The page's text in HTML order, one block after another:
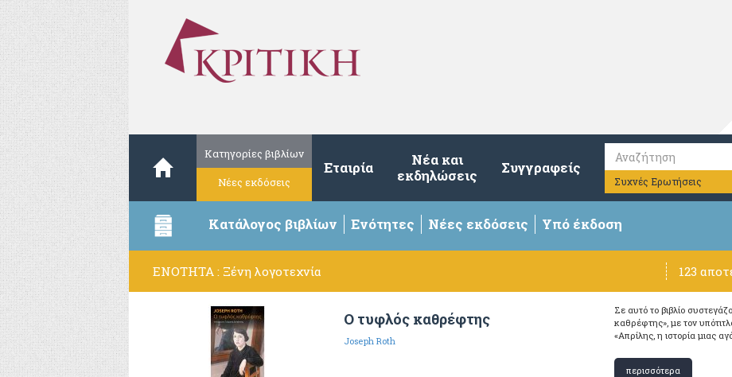
Κατηγορίες βιβλίων
Νέες εκδόσεις
Εταιρία
Νέα και
εκδηλώσεις
Συγγραφείς
Συχνές Ερωτήσεις
Κατάλογος βιβλίων Ενότητες Νέες εκδόσεις Υπό έκδοση
ΕΝΟΤΗΤΑ : Ξένη λογοτεχνία 123
Ο τυφλός καθρέφτης
Joseph Roth
Σε αυτό το βιβλίο
καθρέφτης», με τον
«Απρίλης, η ιστορία μιας
περισσότερα